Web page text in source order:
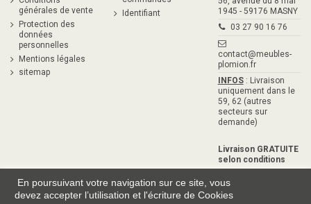
En poursuivant votre navigation sur ce site, vous
devez accepter l’utilisation et l'écriture de Cookies
générales de vente
Protection des
données
personnelles
Mentions légales
sitemap
Identifiant
1945 - 59176 MASNY
03 27 90 16 76
contact@meubles-
plomion.fr
INFOS: Livraison
uniquement dans le
59, 62 (autres
secteurs sur
demande)
Livraison GRATUITE
selon conditions